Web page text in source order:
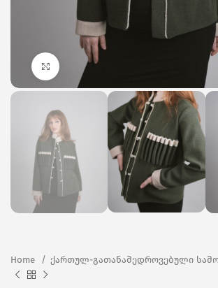
Click to enlarge
Home ქართულ-გათანამედროვებული